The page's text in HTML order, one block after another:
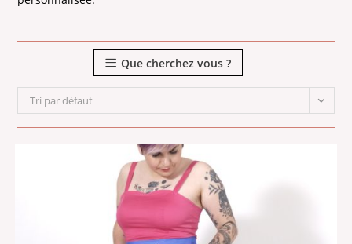
Que cherchez vous ?
Tri par défaut